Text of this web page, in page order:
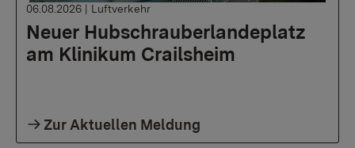
Neuer Hubschrauberlandeplatz
am Klinikum Crailsheim
06.08.2026 | Luftverkehr
Zur Aktuellen Meldung